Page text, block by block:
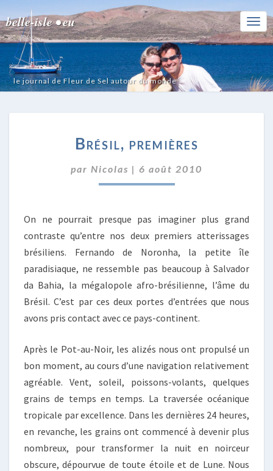
belle-isle • eu
le journal de Fleur de Sel autour du monde
PREMIÈRES
Brésil, premières
par Nicolas | 6 août 2010
On ne pourrait presque pas imaginer plus grand
contraste qu’entre nos deux premiers atterissages
brésiliens. Fernando de Noronha, la petite île
paradisiaque, ne ressemble pas beaucoup à Salvador
da Bahia, la mégalopole afro-brésilienne, l’âme du
Brésil. C’est par ces deux portes d’entrées que nous
avons pris contact avec ce pays-continent.
Après le Pot-au-Noir, les alizés nous ont propulsé un
bon moment, au cours d’une navigation relativement
agréable. Vent, soleil, poissons-volants, quelques
grains de temps en temps. La traversée océanique
tropicale par excellence. Dans les dernières 24 heures,
en revanche, les grains ont commencé à devenir plus
nombreux, pour transformer la nuit en noirceur
obscure, dépourvue de toute étoile et de Lune. Nous